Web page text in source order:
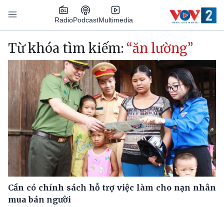
Nhảy đến nội dung
RadioPodcastMultimedia
Main navigation
Từ khóa tìm kiếm: “ăn lường”
Cần có chính sách hỗ trợ việc làm cho nạn nhân
mua bán người